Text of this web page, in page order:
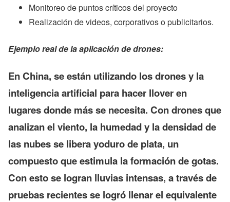
Monitoreo de puntos críticos del proyecto
Realización de videos, corporativos o publicitarios.
Ejemplo real de la aplicación de drones:
En China, se están utilizando los drones y la
inteligencia artificial para hacer llover en
lugares donde más se necesita. Con drones que
analizan el viento, la humedad y la densidad de
las nubes se libera yoduro de plata, un
compuesto que estimula la formación de gotas.
Con esto se logran lluvias intensas, a través de
pruebas recientes se logró llenar el equivalente